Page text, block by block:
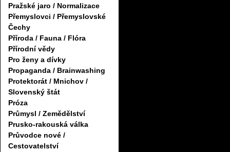
Pražské jaro / Normalizace
Přemyslovci / Přemyslovské
Čechy
Příroda / Fauna / Flóra
Přírodní vědy
Pro ženy a dívky
Propaganda / Brainwashing
Protektorát / Mnichov /
Slovenský štát
Próza
Průmysl / Zemědělství
Prusko-rakouská válka
Průvodce nové /
Cestovatelství